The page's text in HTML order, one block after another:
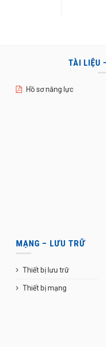
TÀI LIỆU
Hồ sơ năng lực
MẠNG – LƯU TRỮ
Thiết bị lưu trữ
Thiết bị mạng